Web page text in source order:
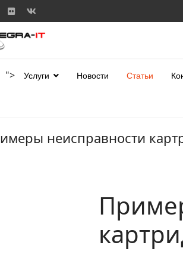
"> Услуги Новости Статьи
неисправности